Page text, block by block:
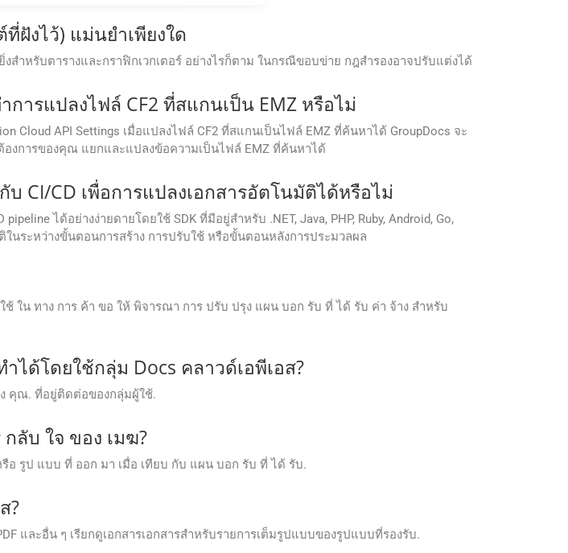
ฝังไว้) แม่นยำเพียงใด
สำหรับตารางและกราฟิกเวกเตอร์ อย่างไรก็ตาม ในกรณีขอบข่าย กฎสำรองอาจปรับแต่งได้
ารแปลงไฟล์ CF2 ที่สแกนเป็น EMZ หรือไม่
Cloud API Settings เมื่อแปลงไฟล์ CF2 ที่สแกนเป็นไฟล์ EMZ ที่ค้นหาได้ GroupDocs จะ
งการของคุณ แยกและแปลงข้อความเป็นไฟล์ EMZ ที่ค้นหาได้
CI/CD เพื่อการแปลงเอกสารอัตโนมัติได้หรือไม่
ได้อย่างง่ายดายโดยใช้ SDK ที่มีอยู่สำหรับ .NET, Java, PHP, Ruby, Android, Go,
นระหว่างขั้นตอนการสร้าง การปรับใช้ หรือขั้นตอนหลังการประมวลผล
ใน ทาง การ ค้า ขอ ให้ พิจารณา การ ปรับ ปรุง แผน บอก รับ ที่ ได้ รับ ค่า จ้าง สําหรับ
ด้โดยใช้กลุ่ม Docs คลาวด์เอพีเอส?
คุณ. ที่อยู่ติดต่อของกลุ่มผู้ใช้.
ลับ ใจ ของ เมฆ?
อ รูป แบบ ที่ ออก มา เมื่อ เทียบ กับ แผน บอก รับ ที่ ได้ รับ.
?
และอื่น ๆ เรียกดูเอกสารเอกสารสําหรับรายการเต็มรูปแบบของรูปแบบที่รองรับ.